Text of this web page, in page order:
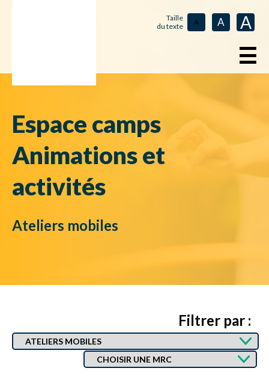
Taille
du texte
A A A
☰
Espace camps
Animations et
activités
Ateliers mobiles
Filtrer par :